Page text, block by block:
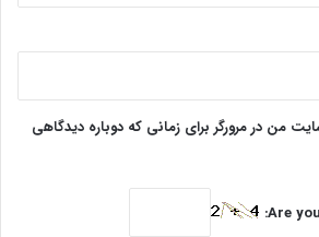
من در مرورگر برای زمانی که دوباره دیدگاهی
Are